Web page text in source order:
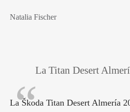
Natalia Fischer
La Titan Desert
La Škoda Titan Desert Almería